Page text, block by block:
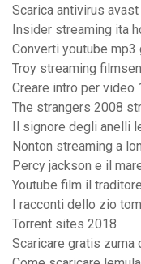
Scarica antivirus
Insider streaming ita
Converti youtube mp3
Troy streaming
Creare intro per video
The strangers 2008
Il signore degli anelli
Nonton streaming a
Percy jackson e il
Youtube film il
I racconti dello zio
Torrent sites 2018
Scaricare gratis zuma